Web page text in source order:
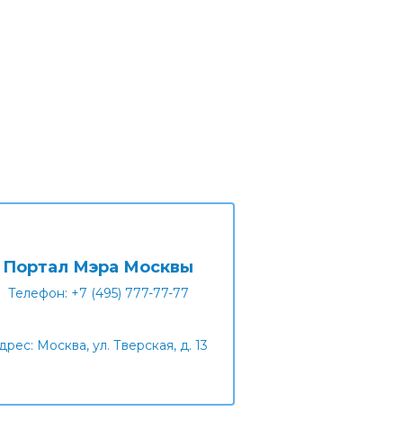
Портал Мэра Москвы
Телефон: +7 (495) 777-77-77
Москва, ул. Тверская, д. 13